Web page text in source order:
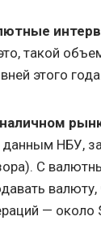
такой
этого года.
данным НБУ,
С
— около